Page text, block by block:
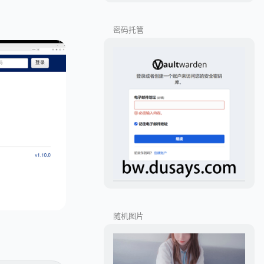
密码托管
随机图片